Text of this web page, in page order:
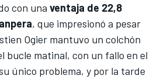
con una ventaja de 22,8
, que impresionó a pesar
Ogier mantuvo un colchón
bucle matinal, con un fallo en el
único problema, y por la tarde